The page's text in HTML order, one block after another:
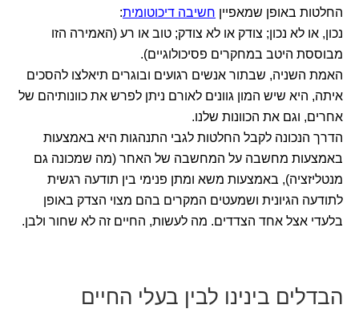
החלטות באופן שמאפיין חשיבה דיכוטומית:
נכון, או לא נכון; צודק או לא צודק; טוב או רע (האמירה הזו
מבוססת היטב במחקרים פסיכולוגיים).
האמת השניה, שבתור אנשים רגועים ובוגרים תיאלצו להסכים
איתה, היא שיש המון גוונים לאורם ניתן לפרש את כוונותיהם של
אחרים, וגם את הכוונות שלנו.
הדרך הנכונה לקבל החלטות לגבי התנהגות היא באמצעות
באמצעות מחשבה על המחשבה של האחר (מה שמכונה גם
מנטליזציה), באמצעות משא ומתן פנימי בין תודעה רגשית
לתודעה הגיונית ושמעטים המקרים בהם מצוי הצדק באופן
בלעדי אצל אחד הצדדים. מה לעשות, החיים זה לא שחור ולבן.
הבדלים בינינו לבין בעלי החיים